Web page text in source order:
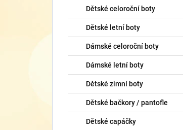
Dětské celoroční boty
Dětské letní boty
Dámské celoroční boty
Dámské letní boty
Dětské zimní boty
Dětské bačkory / pantofle
Dětské capáčky